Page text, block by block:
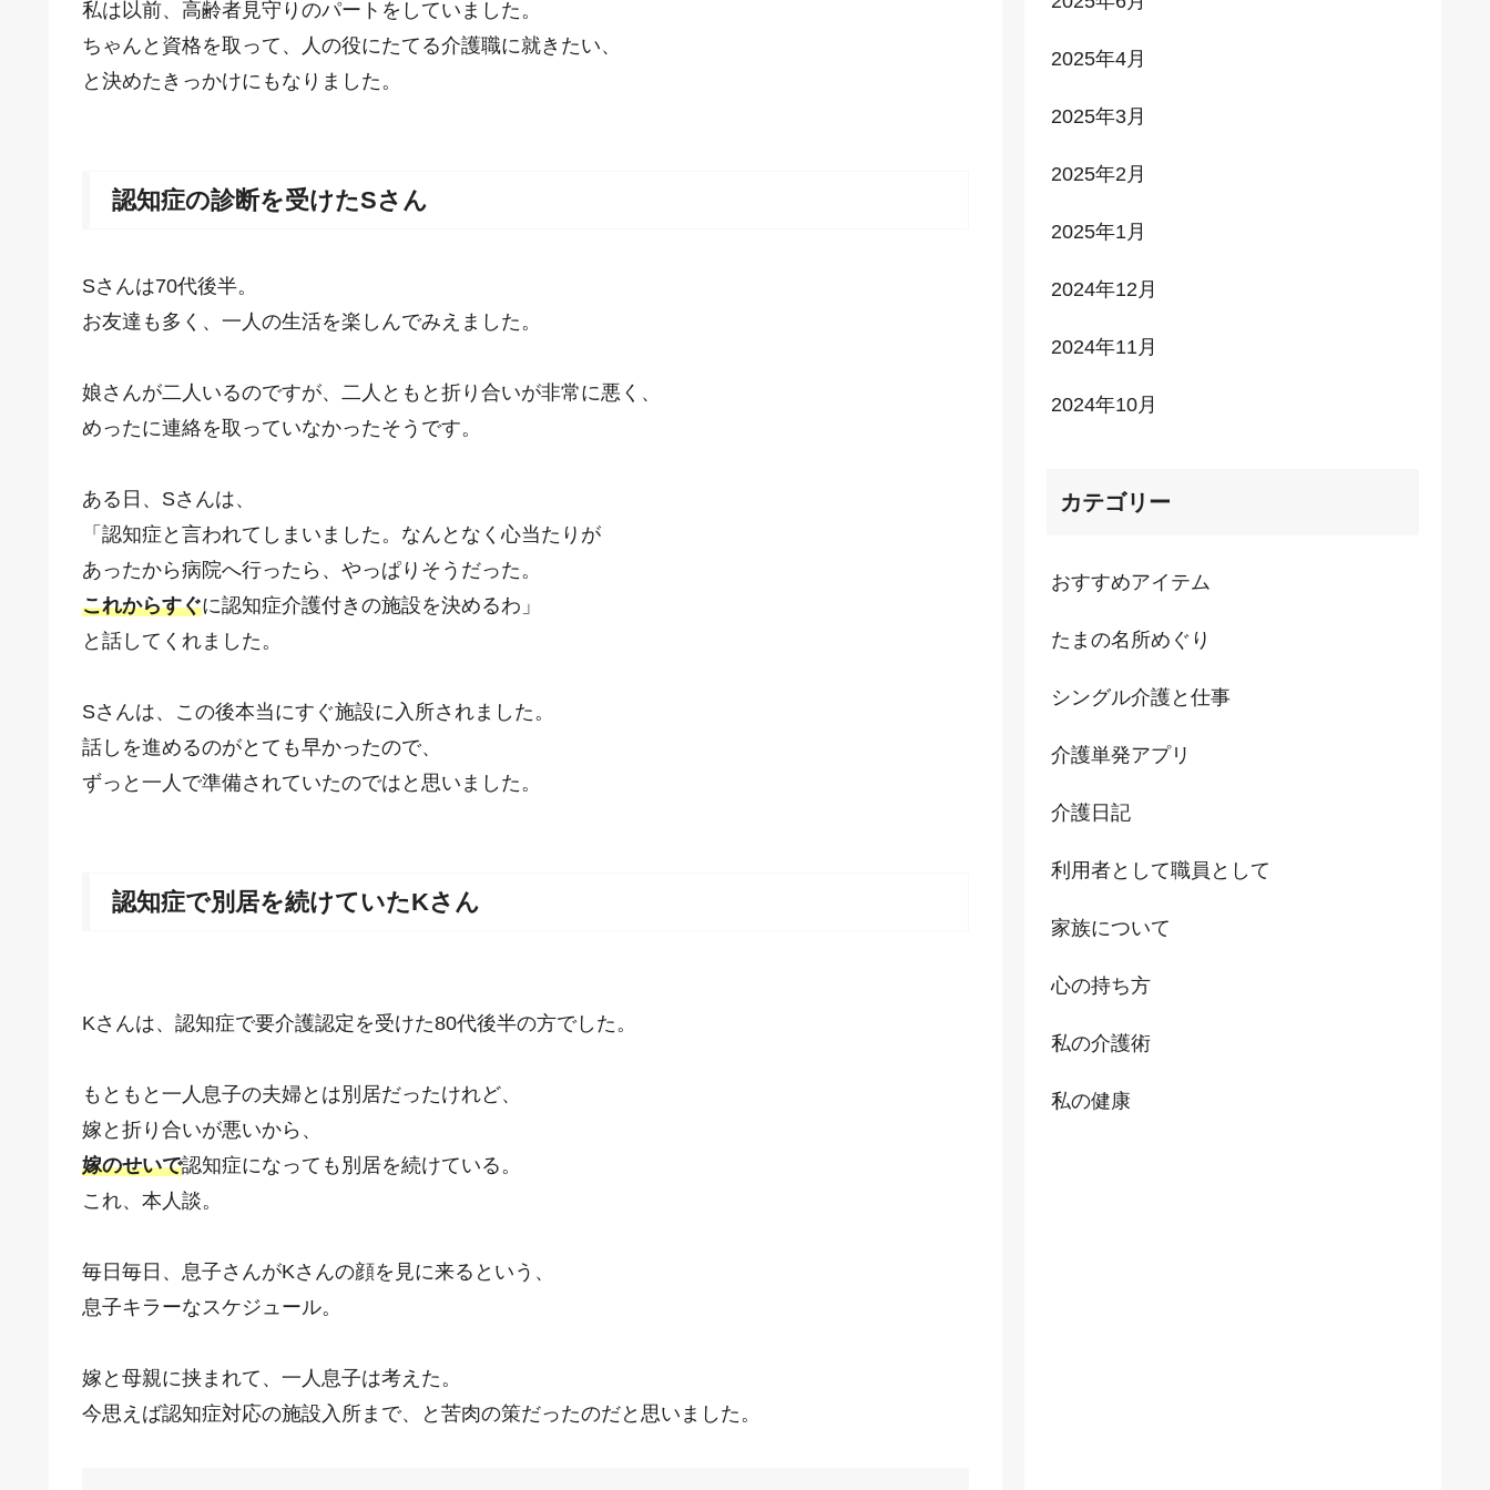
私は以前、高齢者見守りのパートをしていました。
ちゃんと資格を取って、人の役にたてる介護職に就きたい、
と決めたきっかけにもなりました。
認知症の診断を受けたSさん
Sさんは70代後半。
お友達も多く、一人の生活を楽しんでみえました。
娘さんが二人いるのですが、二人ともと折り合いが非常に悪く、
めったに連絡を取っていなかったそうです。
ある日、Sさんは、
「認知症と言われてしまいました。なんとなく心当たりが
あったから病院へ行ったら、やっぱりそうだった。
これからすぐに認知症介護付きの施設を決めるわ」
と話してくれました。
Sさんは、この後本当にすぐ施設に入所されました。
話しを進めるのがとても早かったので、
ずっと一人で準備されていたのではと思いました。
認知症で別居を続けていたKさん
Kさんは、認知症で要介護認定を受けた80代後半の方でした。
もともと一人息子の夫婦とは別居だったけれど、
嫁と折り合いが悪いから、
嫁のせいで認知症になっても別居を続けている。
これ、本人談。
毎日毎日、息子さんがKさんの顔を見に来るという、
息子キラーなスケジュール。
嫁と母親に挟まれて、一人息子は考えた。
今思えば認知症対応の施設入所まで、と苦肉の策だったのだと思いました。
2025年4月
2025年3月
2025年2月
2025年1月
2024年12月
2024年11月
2024年10月
カテゴリー
おすすめアイテム
たまの名所めぐり
シングル介護と仕事
介護単発アプリ
介護日記
利用者として職員として
家族について
心の持ち方
私の介護術
私の健康